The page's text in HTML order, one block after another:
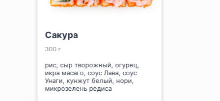
рис, сыр творожный, огурец,
лосось темпура, рис воздушный,
соус Белый, соус Унаги, кляр,
сухари панировочные, нори,